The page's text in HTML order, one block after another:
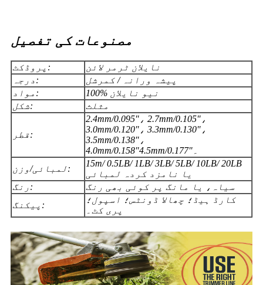
مصنوعات کی تفصیل
پروڈکٹ:
نایلان ٹرمر لائن
درجہ:
پیشہ ورانہ / کمرشل
مواد:
100% نیو نایلان
شکل:
مثلث
قطر:
2.4mm/0.095″، 2.7mm/0.105″،
3.0mm/0.120″، 3.3mm/0.130″،
3.5mm/0.138″،
لمبائی/وزن:
15m/ 0.5LB/ 1LB/ 3LB/ 5LB/ 10LB/ 20LB
یا نامزد کردہ لمبائی
رنگ:
سیاہ، یا مانگ پر کوئی بھی رنگ
پیکنگ:
کارڈ ہیڈ؛ چھالا ڈونٹس؛ اسپول؛
پری کٹ۔